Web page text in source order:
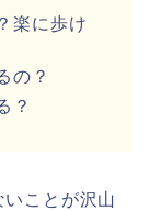
楽に歩け
の？
？
ことが沢山